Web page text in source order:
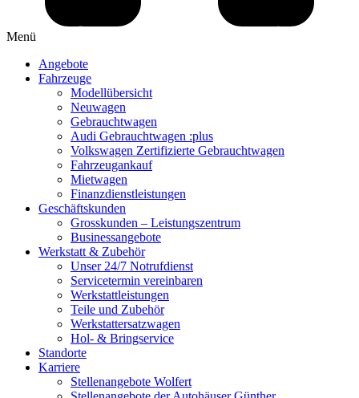
Menü
Angebote
Fahrzeuge
Modellübersicht
Neuwagen
Gebrauchtwagen
Audi Gebrauchtwagen :plus
Volkswagen Zertifizierte Gebrauchtwagen
Fahrzeugankauf
Mietwagen
Finanzdienstleistungen
Geschäftskunden
Grosskunden – Leistungszentrum
Businessangebote
Werkstatt & Zubehör
Unser 24/7 Notrufdienst
Servicetermin vereinbaren
Werkstattleistungen
Teile und Zubehör
Werkstattersatzwagen
Hol- & Bringservice
Standorte
Karriere
Stellenangebote Wolfert